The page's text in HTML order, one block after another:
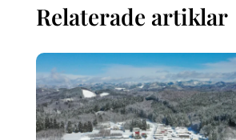
Relaterade artiklar